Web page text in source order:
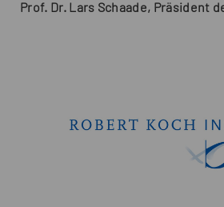
Prof. Dr. Lars Schaade, Präsident